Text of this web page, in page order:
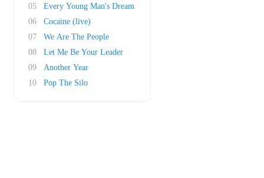
05
Every Young Man's Dream
06
Cocaine (live)
07
We Are The People
08
Let Me Be Your Leader
09
Another Year
10
Pop The Silo